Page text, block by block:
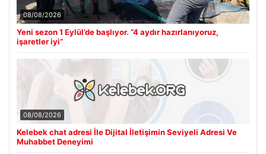
08/08/2026
Yeni sezon 1 Eylül’de başlıyor. “4 aydır hazırlanıyoruz,
işaretler iyi”
08/08/2026
Kelebek chat adresi İle Dijital İletişimin Seviyeli Adresi Ve
Muhabbet Deneyimi